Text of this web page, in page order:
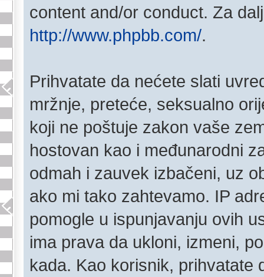
content and/or conduct. Za
http://www.phpbb.com/.
Prihvatate da nećete slati
mržnje, preteće, seksualno
koji ne poštuje zakon vaše
hostovan kao i međunarodni
odmah i zauvek izbačeni, uz
ako mi tako zahtevamo. IP
pomogle u ispunjavanju ovih
ima prava da ukloni, izmeni,
kada. Kao korisnik, prihvatate